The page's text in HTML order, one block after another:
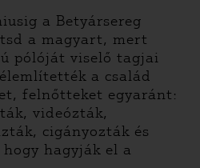
a Betyársereg
a magyart, mert
pólóját viselő tagjai
a család
felnőtteket egyaránt:
videózták,
cigányozták és
hagyják el a